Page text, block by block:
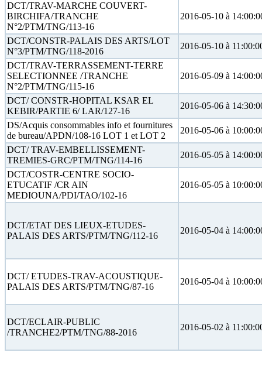
DCT/TRAV-MARCHE COUVERT-
BIRCHIFA/TRANCHE
N°2/PTM/TNG/113-16
2016-05-10 à
DCT/CONSTR-PALAIS DES ARTS/LOT
N°3/PTM/TNG/118-2016
2016-05-10 à
DCT/TRAV-TERRASSEMENT-TERRE
SELECTIONNEE /TRANCHE
N°2/PTM/TNG/115-16
2016-05-09 à
DCT/ CONSTR-HOPITAL KSAR EL
KEBIR/PARTIE 6/ LAR/127-16
2016-05-06 à
DS/Acquis consommables info et fournitures
de bureau/APDN/108-16 LOT 1 et LOT 2
2016-05-06 à
DCT/ TRAV-EMBELLISSEMENT-
TREMIES-GRC/PTM/TNG/114-16
2016-05-05 à
DCT/COSTR-CENTRE SOCIO-
ETUCATIF /CR AIN
MEDIOUNA/PDI/TAO/102-16
2016-05-05 à
DCT/ETAT DES LIEUX-ETUDES-
PALAIS DES ARTS/PTM/TNG/112-16
2016-05-04 à
DCT/ ETUDES-TRAV-ACOUSTIQUE-
PALAIS DES ARTS/PTM/TNG/87-16
2016-05-04 à
DCT/ECLAIR-PUBLIC
/TRANCHE2/PTM/TNG/88-2016
2016-05-02 à